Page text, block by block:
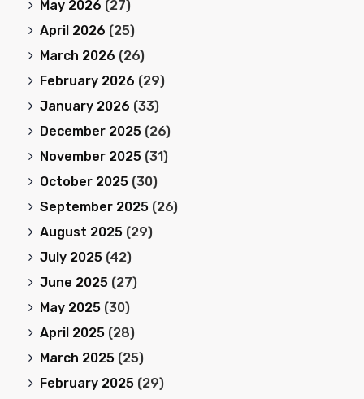
May 2026 (27)
April 2026 (25)
March 2026 (26)
February 2026 (29)
January 2026 (33)
December 2025 (26)
November 2025 (31)
October 2025 (30)
September 2025 (26)
August 2025 (29)
July 2025 (42)
June 2025 (27)
May 2025 (30)
April 2025 (28)
March 2025 (25)
February 2025 (29)